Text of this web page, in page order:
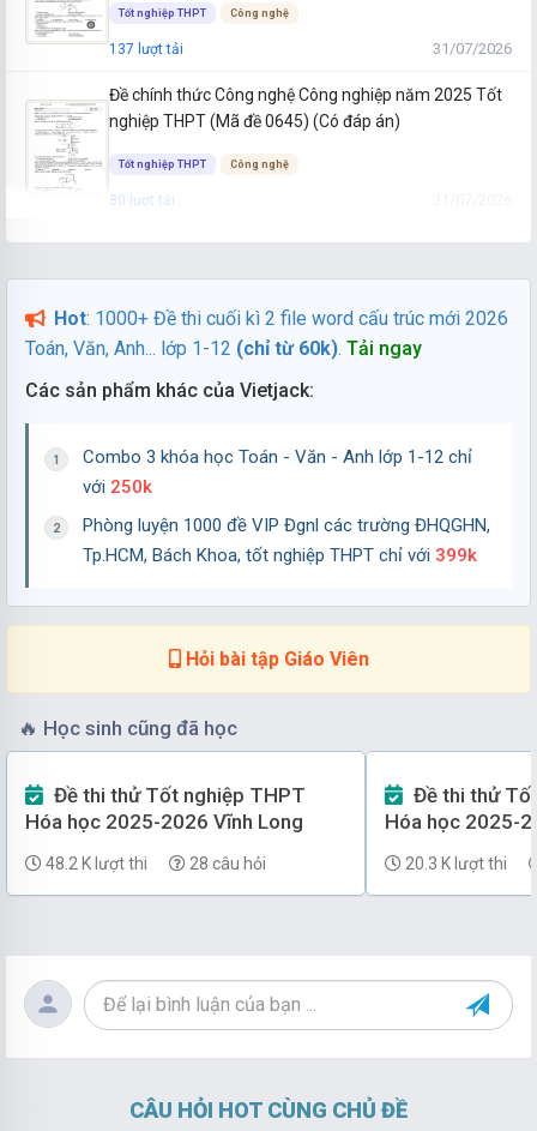
Tốt nghiệp THPT Công nghệ
137 lượt tải 31/07/2026
Đề chính thức Công nghệ Công nghiệp năm 2025 Tốt
nghiệp THPT (Mã đề 0645) (Có đáp án)
Tốt nghiệp THPT Công nghệ
80 lượt tải
Tốt nghiệp THPT Công nghệ
77 lượt tải
Đề chính thức Công nghệ Công nghiệp năm 2025 Tốt
Tốt nghiệp THPT Công nghệ
Đề chính thức Công nghệ Công nghiệp năm 2025 Tốt
87 lượt tải
Đề chính thức Công nghệ Công nghiệp năm 2025 Tốt
nghiệp THPT (Mã đề 0641) (Có đáp án)
75 lượt tải 31/07/2026
Hot: 1000+ Đề thi cuối kì 2 file word cấu trúc mới 2026
Toán, Văn, Anh... lớp 1-12 (chỉ từ 60k). Tải ngay
Các sản phẩm khác của Vietjack:
Combo 3 khóa học Toán - Văn - Anh lớp 1-12 chỉ
với 250k
Phòng luyện 1000 đề VIP Đgnl các trường ĐHQGHN,
Tp.HCM, Bách Khoa, tốt nghiệp THPT chỉ với 399k
Hỏi bài tập Giáo Viên
🔥 Học sinh cũng đã học
Hóa học 2025-2026 Vĩnh Long
48.2 K lượt thi 28 câu hỏi
Hóa học 2025-
20.3 K lượt thi
CÂU HỎI HOT CÙNG CHỦ ĐỀ